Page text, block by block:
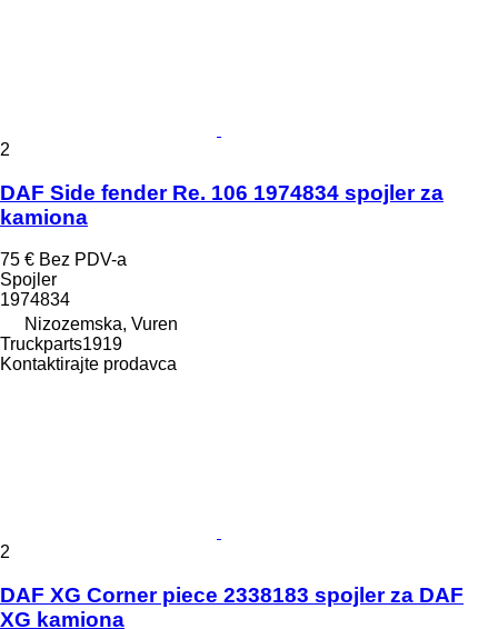
2
DAF Side fender Re. 106 1974834 spojler za
kamiona
75 € Bez PDV-a
Spojler
1974834
Nizozemska, Vuren
Truckparts1919
Kontaktirajte prodavca
2
DAF XG Corner piece 2338183 spojler za DAF
XG kamiona